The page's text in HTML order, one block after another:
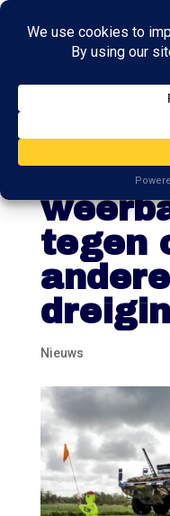
Land
tegen
andere
Nieuws